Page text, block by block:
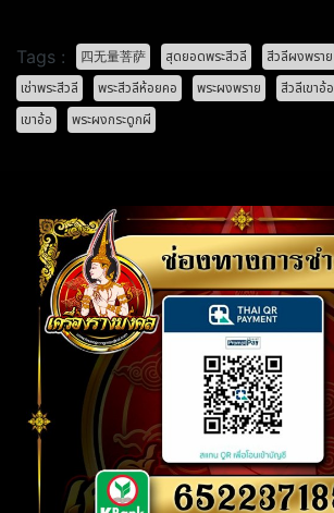
Tags : 四无量菩萨 สุดยอดพระสีวลี สีวลีผงพราย
เช่าพระสีวลี
พระสีวลีห้อยคอ พระผงพราย สีวลีเขาอ้อ
เขาอ้อ
พระผงกระดูกผี